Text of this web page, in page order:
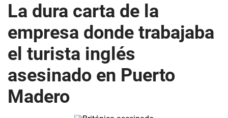
La dura carta de la
empresa donde trabajaba
el turista inglés
asesinado en Puerto
Madero